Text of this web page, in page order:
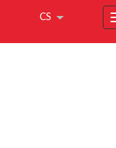
CS